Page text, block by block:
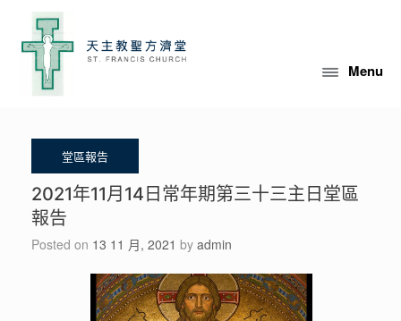
content
Menu
2021年11月14日常年期第三十三主日堂區
報告
Posted on 13 11 月, 2021 by admin